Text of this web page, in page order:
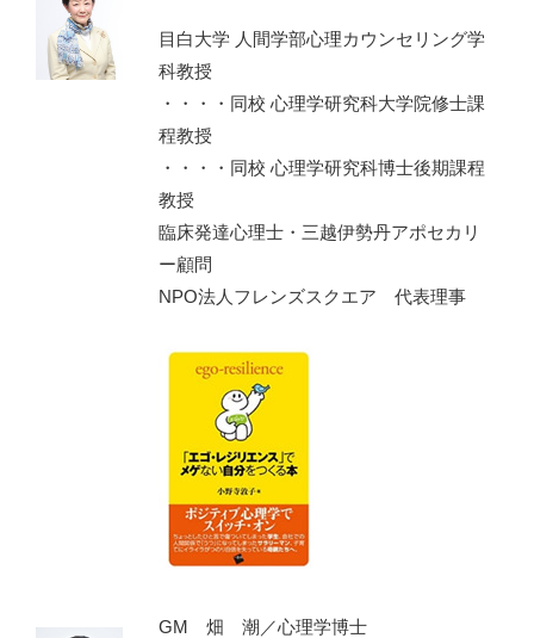
目白大学 人間学部心理カウンセリング学
科教授
・・・・同校 心理学研究科大学院修士課
程教授
・・・・同校 心理学研究科博士後期課程
教授
臨床発達心理士・三越伊勢丹アポセカリ
ー顧問
NPO法人フレンズスクエア 代表理事
GM 畑 潮／心理学博士